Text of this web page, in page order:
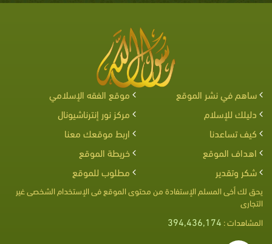
ساهم في نشر الموقع
موقع الفقه الإسلامي
دليلك للإسلام
مركز نور إنترناشيونال
كيف تساعدنا
اربط موقعك معنا
اهداف الموقع
خريطة الموقع
شكر وتقدير
مطلوب للموقع
يحق لك أخى المسلم الإستفادة من محتوى الموقع فى الإستخدام الشخصى غير
التجارى
المشاهدات : 394,436,174